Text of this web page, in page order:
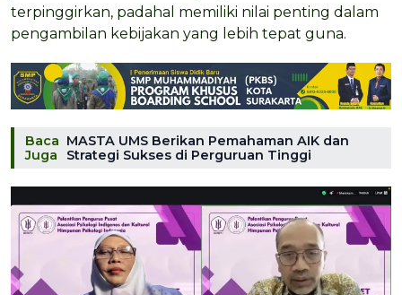
terpinggirkan, padahal memiliki nilai penting dalam
pengambilan kebijakan yang lebih tepat guna.
Baca
Juga
MASTA UMS Berikan Pemahaman AIK dan
Strategi Sukses di Perguruan Tinggi